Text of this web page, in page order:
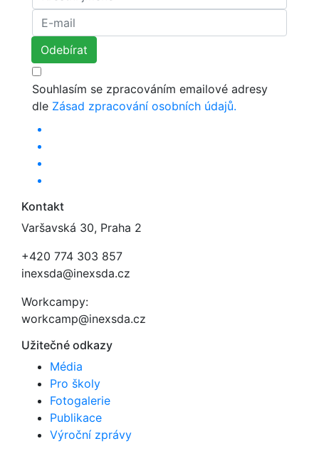
Souhlasím se zpracováním emailové adresy
dle Zásad zpracování osobních údajů.
Kontakt
Varšavská 30, Praha 2
+420 774 303 857
inexsda@inexsda.cz
Workcampy:
workcamp@inexsda.cz
Užitečné odkazy
Média
Pro školy
Fotogalerie
Publikace
Výroční zprávy